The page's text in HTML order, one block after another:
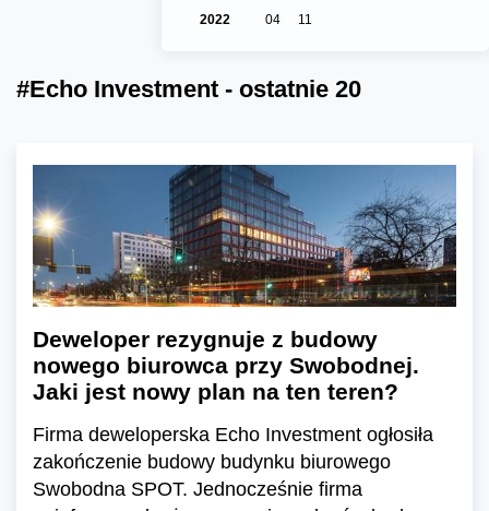
2022
04 11
#Echo Investment - ostatnie 20
Deweloper rezygnuje z budowy
nowego biurowca przy Swobodnej.
Jaki jest nowy plan na ten teren?
Firma deweloperska Echo Investment ogłosiła
zakończenie budowy budynku biurowego
Swobodna SPOT. Jednocześnie firma